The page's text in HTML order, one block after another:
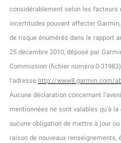
considérablement selon les facteurs
incertitudes pouvant affecter
de risque énumérés dans le rapport
25 décembre 2010, déposé par
Commission (fichier numéro 0-
l'adresse http://www8.garmin.com/
Aucune déclaration concernant
mentionnées ne sont valables qu'à
aucune obligation de mettre à jour
raison de nouveaux renseignements,